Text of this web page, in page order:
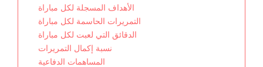
الأهداف المسجلة لكل مباراة
التمريرات الحاسمة لكل مباراة
الدقائق التي لعبت لكل مباراة
نسبة إكمال التمريرات
المساهمات الدفاعية